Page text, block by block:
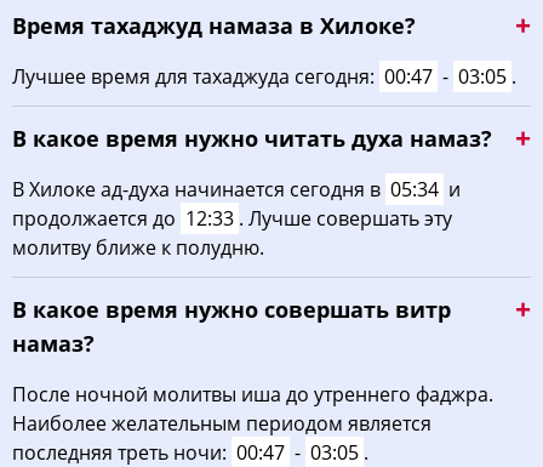
22, Сб 03:39 05:35
03:41 05:36 12:41 16:33 19:45 21:30
24, Пн 03:44 05:38 12:41 16:32 19:43 21:27
03:46 05:39 12:40 16:31 19:40
03:49 05:41 12:40
27, Чт 03:51 05:43 12:40 16:28 19:36 21:19
29, Сб 03:55 05:46 12:39 16:26 19:32
Время тахаджуд намаза в Хилоке?
Лучшее время для тахаджуда сегодня: 00:47 - 03:05 .
В какое время нужно читать духа намаз?
В Хилоке ад-духа начинается сегодня в 05:34 и
продолжается до 12:33 . Лучше совершать эту
молитву ближе к полудню.
В какое время нужно совершать витр
намаз?
После ночной молитвы иша до утреннего фаджра.
Наиболее желательным периодом является
последняя треть ночи: 00:47 - 03:05 .